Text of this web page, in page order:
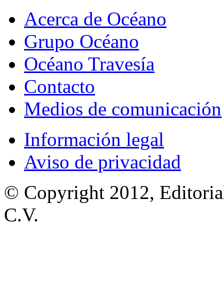
Acerca de Océano
Grupo Océano
Océano Travesía
Contacto
Medios de comunicación
Información legal
Aviso de privacidad
© Copyright 2012,
C.V.